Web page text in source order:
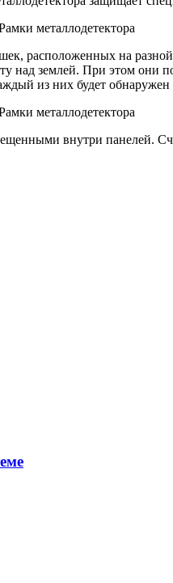
расположенных на
над землей. При этом они
из них будет
внутри панелей.